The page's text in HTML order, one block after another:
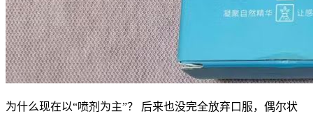
为什么现在以“喷剂为主”？ 后来也没完全放弃口服，偶尔状